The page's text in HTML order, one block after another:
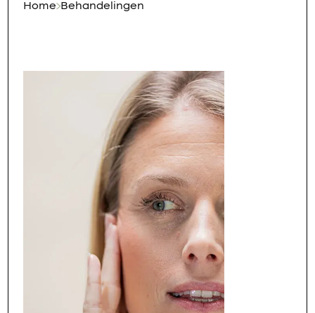
Home Behandelingen